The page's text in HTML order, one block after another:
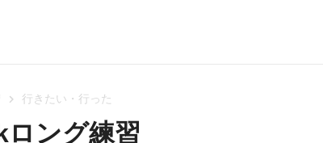
行きたい・行った
ング練習